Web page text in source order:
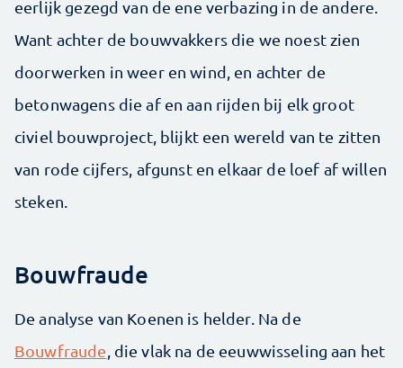
eerlijk gezegd van de ene verbazing in de andere.
Want achter de bouwvakkers die we noest zien
doorwerken in weer en wind, en achter de
betonwagens die af en aan rijden bij elk groot
civiel bouwproject, blijkt een wereld van te zitten
van rode cijfers, afgunst en elkaar de loef af willen
steken.
Bouwfraude
De analyse van Koenen is helder. Na de
Bouwfraude, die vlak na de eeuwwisseling aan het